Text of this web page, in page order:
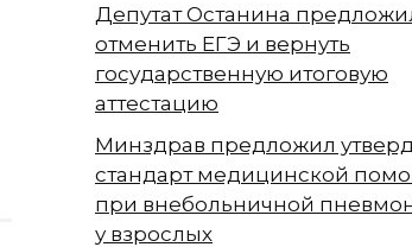
Депутат Останина
отменить ЕГЭ и вернуть
государственную итоговую
аттестацию
Минздрав предложил
стандарт медицинской
при внебольничной
у взрослых